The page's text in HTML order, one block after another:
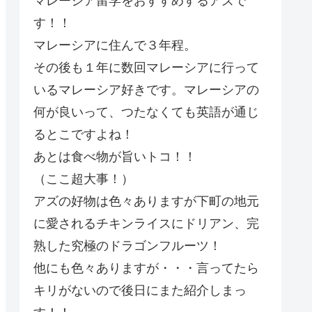
す！！
マレーシアに住んで３年程。
その後も１年に数回マレーシアに行って
いるマレーシア好きです。マレーシアの
何が良いって、つたなくても英語が通じ
るとこですよね！
あとは食べ物が旨いトコ！！
（ここ超大事！）
アズの好物は色々ありますが下町の地元
に愛されるチキンライスにドリアン、完
熟した究極のドラゴンフルーツ！
他にも色々ありますが・・・言ってたら
キリがないので後日にまた紹介しまっ